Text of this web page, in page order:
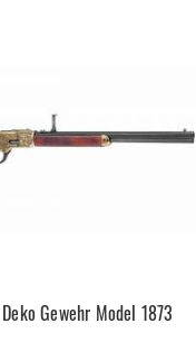
Gewehr Model 1873